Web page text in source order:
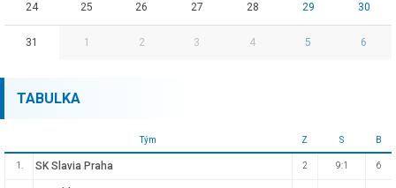
24 25 26 27 28 29 30
31 1 2 3 4 5 6
TABULKA
Tým Z S B
1. SK Slavia Praha 2 9:1 6